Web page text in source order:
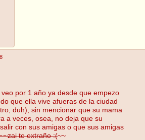
por 1 año ya desde que empezo
que ella vive afueras de la ciudad
duh), sin mencionar que su mama
a veces, osea, no deja que su
con sus amigas o que sus amigas
~~zai te extraño :(~~